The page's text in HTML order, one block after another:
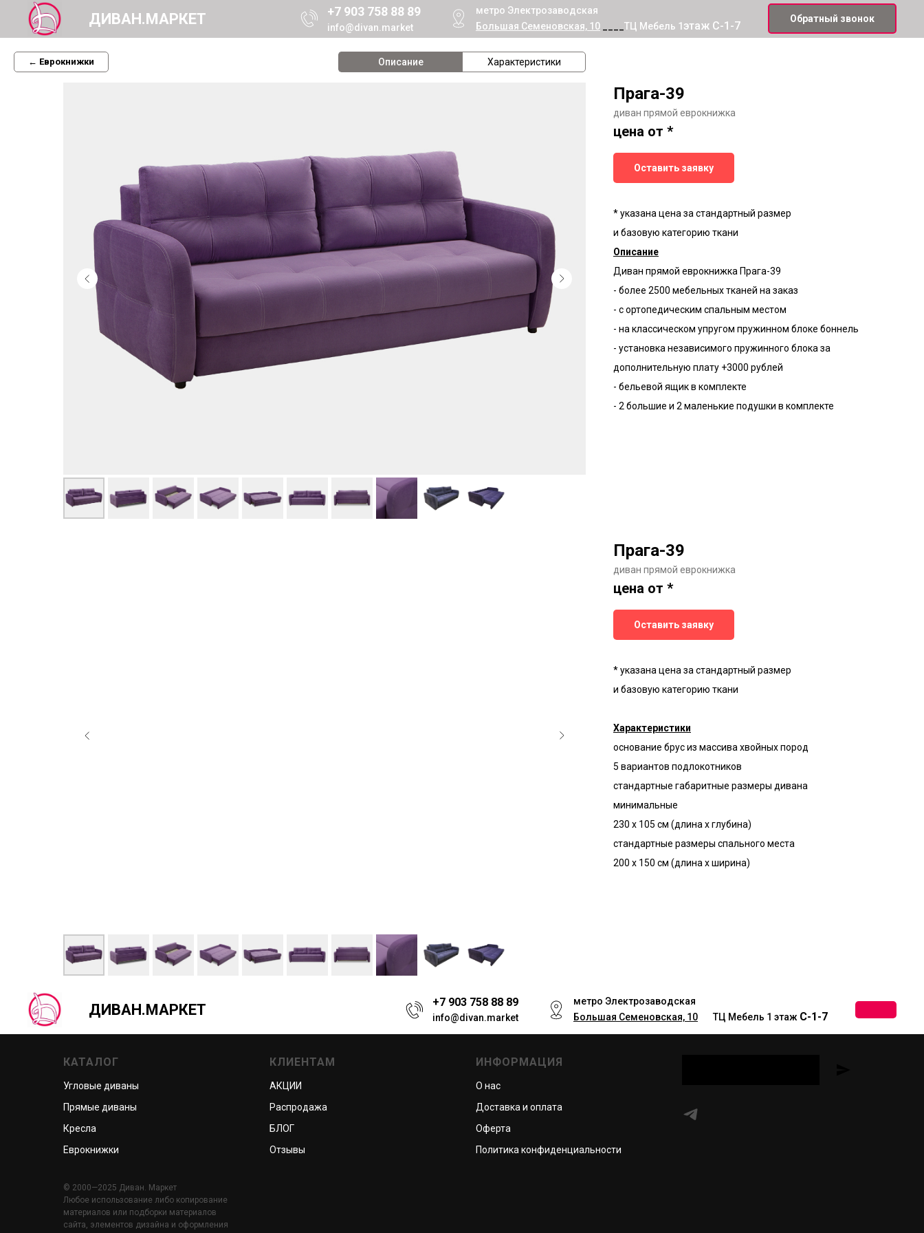
ДИВАН.МАРКЕТ +7 903 758 88 89
info@divan.market
метро Электрозаводская
Большая Семеновская, 10
ТЦ Мебель 1этаж С-1-7
Обратный звонок
← Еврокнижки Описание Характеристики
Прага-39
диван прямой еврокнижка
цена от *
Оставить заявку
* указана цена за стандартный размер
и базовую категорию ткани
Описание
Диван прямой еврокнижка Прага-39
- более 2500 мебельных тканей на заказ
- с ортопедическим спальным местом
- на классическом упругом пружинном блоке боннель
- установка независимого пружинного блока за
дополнительную плату +3000 рублей
- бельевой ящик в комплекте
- 2 большие и 2 маленькие подушки в комплекте
Прага-39
диван прямой еврокнижка
цена от *
Оставить заявку
* указана цена за стандартный размер
и базовую категорию ткани
Характеристики
основание брус из массива хвойных пород
5 вариантов подлокотников
стандартные габаритные размеры дивана
минимальные
230 х 105 см (длина х глубина)
стандартные размеры спального места
200 х 150 см (длина х ширина)
ДИВАН.МАРКЕТ +7 903 758 88 89
info@divan.market
метро Электрозаводская
Большая Семеновская, 10
__ТЦ Мебель 1 этаж С-1-7
КАТАЛОГ
Угловые диваны
Прямые диваны
Кресла
Еврокнижки
КЛИЕНТАМ
АКЦИИ
Распродажа
БЛОГ
Отзывы
ИНФОРМАЦИЯ
О нас
Доставка и оплата
Оферта
Политика конфиденциальности
© 2000—2025 Диван. Маркет
Любое использование либо копирование
материалов или подборки материалов
сайта, элементов дизайна и оформления